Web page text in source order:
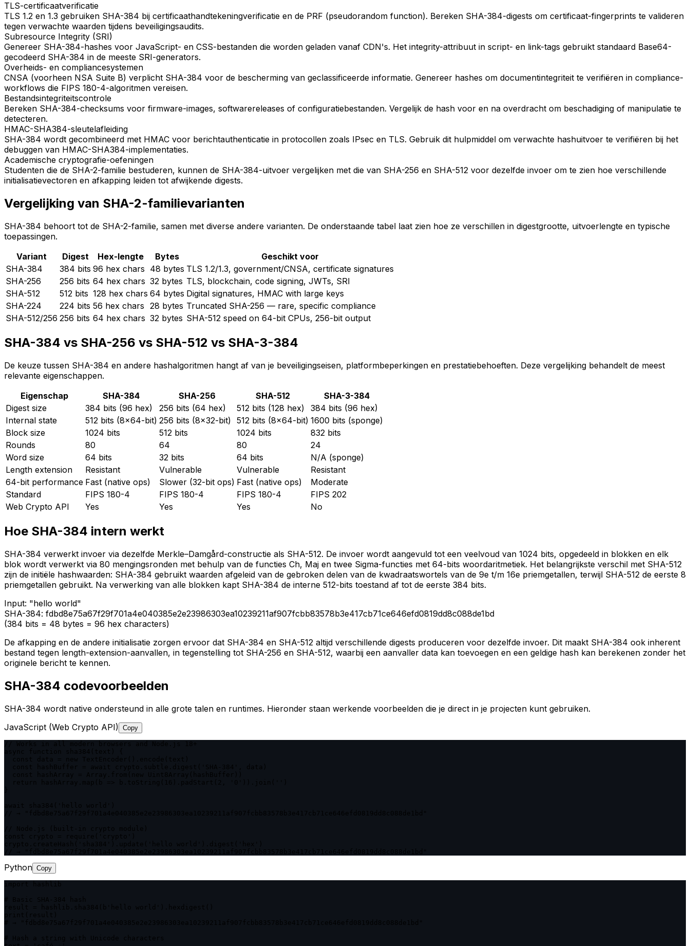
TLS-certificaatverificatie
TLS 1.2 en 1.3 gebruiken SHA-384 bij certificaathandtekeningverificatie en de PRF (pseudorandom function). Bereken SHA-384-digests om certificaat-fingerprints te valideren
tegen verwachte waarden tijdens beveiligingsaudits.
Subresource Integrity (SRI)
Genereer SHA-384-hashes voor JavaScript- en CSS-bestanden die worden geladen vanaf CDN's. Het integrity-attribuut in script- en link-tags gebruikt standaard Base64-
gecodeerd SHA-384 in de meeste SRI-generators.
Overheids- en compliancesystemen
CNSA (voorheen NSA Suite B) verplicht SHA-384 voor de bescherming van geclassificeerde informatie. Genereer hashes om documentintegriteit te verifiëren in compliance-
workflows die FIPS 180-4-algoritmen vereisen.
Bestandsintegriteitscontrole
Bereken SHA-384-checksums voor firmware-images, softwarereleases of configuratiebestanden. Vergelijk de hash voor en na overdracht om beschadiging of manipulatie te
detecteren.
HMAC-SHA384-sleutelafleiding
SHA-384 wordt gecombineerd met HMAC voor berichtauthenticatie in protocollen zoals IPsec en TLS. Gebruik dit hulpmiddel om verwachte hashuitvoer te verifiëren bij het
debuggen van HMAC-SHA384-implementaties.
Academische cryptografie-oefeningen
Studenten die de SHA-2-familie bestuderen, kunnen de SHA-384-uitvoer vergelijken met die van SHA-256 en SHA-512 voor dezelfde invoer om te zien hoe verschillende
initialisatievectoren en afkapping leiden tot afwijkende digests.
Vergelijking van SHA-2-familievarianten
SHA-384 behoort tot de SHA-2-familie, samen met diverse andere varianten. De onderstaande tabel laat zien hoe ze verschillen in digestgrootte, uitvoerlengte en typische
toepassingen.
Variant
Digest Hex-lengte Bytes
Geschikt voor
SHA-384
384 bits 96 hex chars 48 bytes TLS 1.2/1.3, government/CNSA, certificate signatures
SHA-256
256 bits 64 hex chars 32 bytes TLS, blockchain, code signing, JWTs, SRI
SHA-512
512 bits 128 hex chars 64 bytes Digital signatures, HMAC with large keys
SHA-224
224 bits 56 hex chars 28 bytes Truncated SHA-256 — rare, specific compliance
SHA-512/256 256 bits 64 hex chars 32 bytes SHA-512 speed on 64-bit CPUs, 256-bit output
SHA-384 vs SHA-256 vs SHA-512 vs SHA-3-384
De keuze tussen SHA-384 en andere hashalgoritmen hangt af van je beveiligingseisen, platformbeperkingen en prestatiebehoeften. Deze vergelijking behandelt de meest
relevante eigenschappen.
Eigenschap
SHA-384 SHA-256 SHA-512
SHA-3-384
Digest size
384 bits (96 hex) 256 bits (64 hex) 512 bits (128 hex)
384 bits (96 hex)
Internal state
512 bits (8x64-bit) 256 bits (8x32-bit) 512 bits (8x64-bit) 1600 bits (sponge)
Block size
1024 bits 512 bits 1024 bits
832 bits
Rounds
80 64 80
24
Word size
64 bits 32 bits 64 bits
N/A (sponge)
Length extension
Resistant Vulnerable Vulnerable
Resistant
64-bit performance Fast (native ops) Slower (32-bit ops) Fast (native ops)
Moderate
Standard
FIPS 180-4 FIPS 180-4 FIPS 180-4
FIPS 202
Web Crypto API
Yes Yes Yes No
Hoe SHA-384 intern werkt
SHA-384 verwerkt invoer via dezelfde Merkle–Damgård-constructie als SHA-512. De invoer wordt aangevuld tot een veelvoud van 1024 bits, opgedeeld in blokken en elk
blok wordt verwerkt via 80 mengingsronden met behulp van de functies Ch, Maj en twee Sigma-functies met 64-bits woordaritmetiek. Het belangrijkste verschil met SHA-512
zijn de initiële hashwaarden: SHA-384 gebruikt waarden afgeleid van de gebroken delen van de kwadraatswortels van de 9e t/m 16e priemgetallen, terwijl SHA-512 de eerste 8
priemgetallen gebruikt. Na verwerking van alle blokken kapt SHA-384 de interne 512-bits toestand af tot de eerste 384 bits.
Input: "hello world"
SHA-384: fdbd8e75a67f29f701a4e040385e2e23986303ea10239211af907fcbb83578b3e417cb71ce646efd0819dd8c088de1bd
(384 bits = 48 bytes = 96 hex characters)
De afkapping en de andere initialisatie zorgen ervoor dat SHA-384 en SHA-512 altijd verschillende digests produceren voor dezelfde invoer. Dit maakt SHA-384 ook inherent
bestand tegen length-extension-aanvallen, in tegenstelling tot SHA-256 en SHA-512, waarbij een aanvaller data kan toevoegen en een geldige hash kan berekenen zonder het
originele bericht te kennen.
SHA-384 codevoorbeelden
SHA-384 wordt native ondersteund in alle grote talen en runtimes. Hieronder staan werkende voorbeelden die je direct in je projecten kunt gebruiken.
JavaScript (Web Crypto API) Copy
Python Copy